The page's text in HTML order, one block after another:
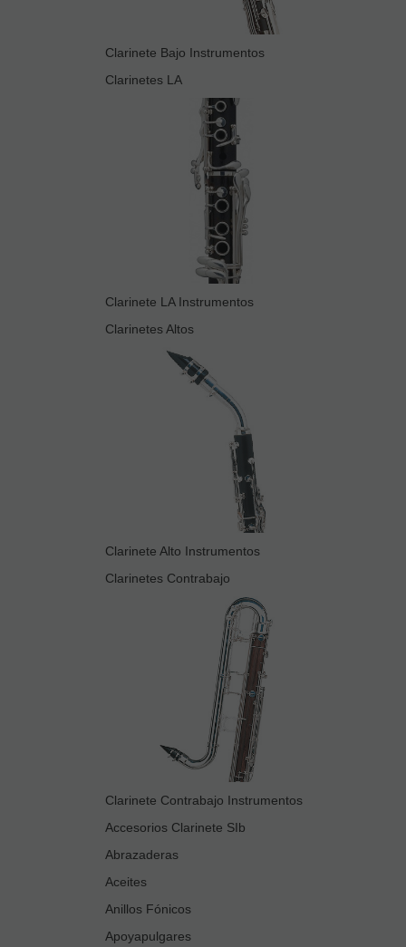
Clarinete Bajo Instrumentos
Clarinetes LA
Clarinete LA Instrumentos
Clarinetes Altos
Clarinete Alto Instrumentos
Clarinetes Contrabajo
Clarinete Contrabajo Instrumentos
Accesorios Clarinete SIb
Abrazaderas
Aceites
Anillos Fónicos
Apoyapulgares